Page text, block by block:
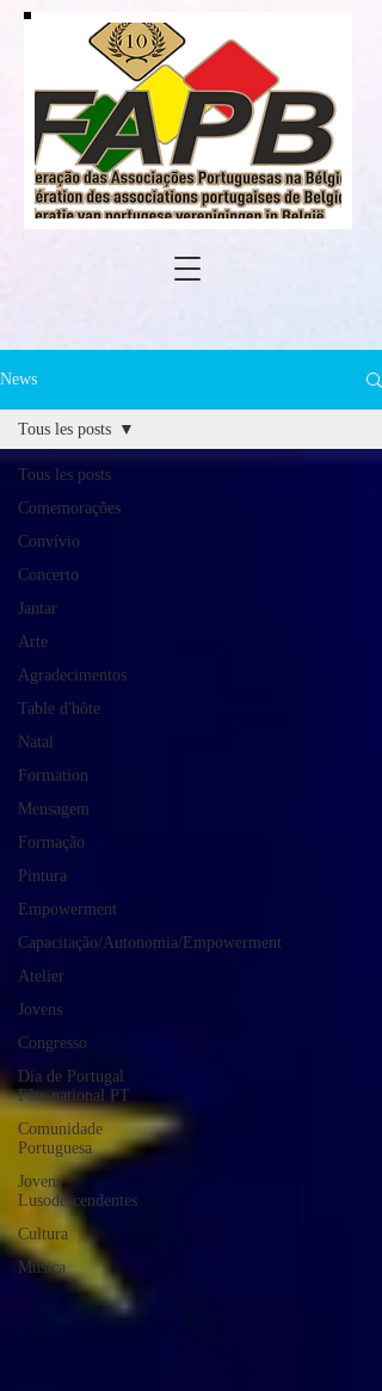
News
Tous les posts
Comemorações
Convívio
Concerto
Jantar
Arte
Agradecimentos
Table d'hôte
Natal
Formation
Mensagem
Formação
Pintura
Empowerment
Capacitação/Autonomia/Empowerment
Atelier
Jovens
Congresso
Dia de Portugal
Fête national PT
Comunidade
Portuguesa
Jovens
Lusodescendentes
Cultura
Música
Tous les posts